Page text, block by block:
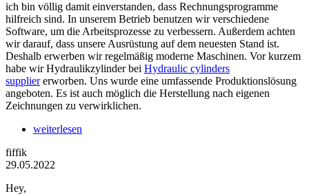
ich bin völlig damit einverstanden, dass Rechnungsprogramme
hilfreich sind. In unserem Betrieb benutzen wir verschiedene
Software, um die Arbeitsprozesse zu verbessern. Außerdem achten
wir darauf, dass unsere Ausrüstung auf dem neuesten Stand ist.
Deshalb erwerben wir regelmäßig moderne Maschinen. Vor kurzem
habe wir Hydraulikzylinder bei Hydraulic cylinders
suppliererworben. Uns wurde eine umfassende Produktionslösung
angeboten. Es ist auch möglich die Herstellung nach eigenen
Zeichnungen zu verwirklichen.
weiterlesen
fiffik
29.05.2022
Hey,